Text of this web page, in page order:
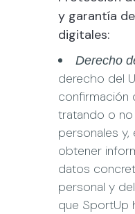
y garantía
digitales:
Derecho
derecho del
confirmación
tratando o
personales y,
obtener
datos
personal y
que SportUp